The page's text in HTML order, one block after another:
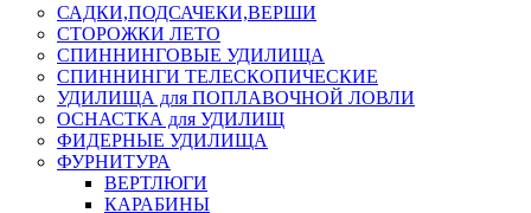
САДКИ,ПОДСАЧЕКИ,ВЕРШИ
СТОРОЖКИ ЛЕТО
СПИННИНГОВЫЕ УДИЛИЩА
СПИННИНГИ ТЕЛЕСКОПИЧЕСКИЕ
УДИЛИЩА для ПОПЛАВОЧНОЙ ЛОВЛИ
ОСНАСТКА для УДИЛИЩ
ФИДЕРНЫЕ УДИЛИЩА
ФУРНИТУРА
ВЕРТЛЮГИ
КАРАБИНЫ